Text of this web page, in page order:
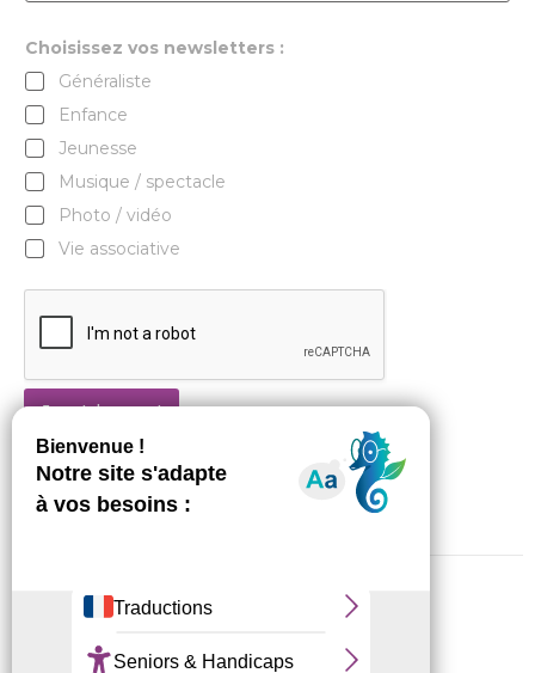
Choisissez vos newsletters :
Généraliste
Enfance
Jeunesse
Musique / spectacle
Photo / vidéo
Vie associative
Je m'abonne !